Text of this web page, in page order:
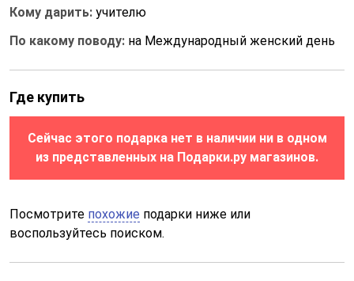
Кому дарить: учителю
По какому поводу: на Международный женский день
Где купить
Сейчас этого подарка нет в наличии ни в одном
из представленных на Подарки.ру магазинов.
Посмотрите похожие подарки ниже или
воспользуйтесь поиском.